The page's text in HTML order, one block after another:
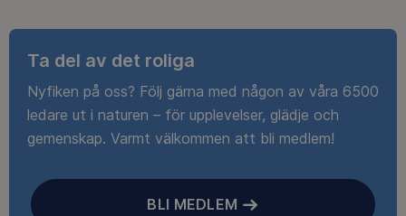
Ta del av det roliga
Nyfiken på oss? Följ gärna med någon av våra 6500
ledare ut i naturen – för upplevelser, glädje och
gemenskap. Varmt välkommen att bli medlem!
BLI MEDLEM